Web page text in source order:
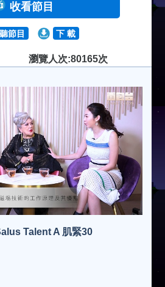
收看節目
節目 下 載
瀏覽人次:80165次
Talent A 肌緊30